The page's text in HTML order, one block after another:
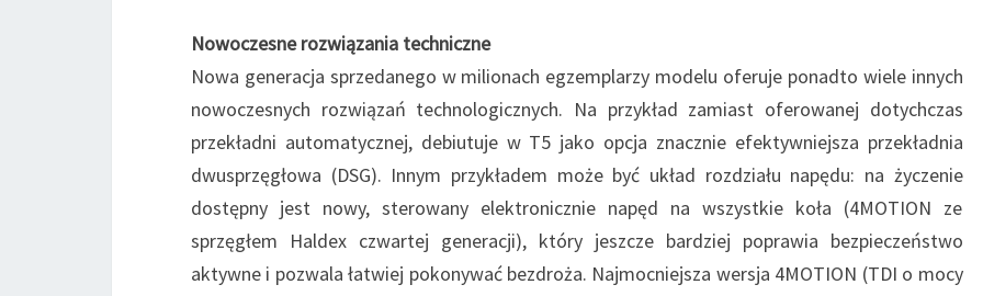
N
A
Nowoczesne rozwiązania techniczne
Nowa generacja sprzedanego w milionach egzemplarzy modelu oferuje ponadto wiele innych
nowoczesnych rozwiązań technologicznych. Na przykład zamiast oferowanej dotychczas
przekładni automatycznej, debiutuje w T5 jako opcja znacznie efektywniejsza przekładnia
dwusprzęgłowa (DSG). Innym przykładem może być układ rozdziału napędu: na życzenie
dostępny jest nowy, sterowany elektronicznie napęd na wszystkie koła (4MOTION ze
sprzęgłem Haldex czwartej generacji), który jeszcze bardziej poprawia bezpieczeństwo
aktywne i pozwala łatwiej pokonywać bezdroża. Najmocniejsza wersja 4MOTION (TDI o mocy